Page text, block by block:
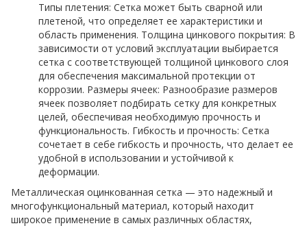
Типы плетения: Сетка может быть сварной или
плетеной, что определяет ее характеристики и
область применения. Толщина цинкового покрытия: В
зависимости от условий эксплуатации выбирается
сетка с соответствующей толщиной цинкового слоя
для обеспечения максимальной протекции от
коррозии. Размеры ячеек: Разнообразие размеров
ячеек позволяет подбирать сетку для конкретных
целей, обеспечивая необходимую прочность и
функциональность. Гибкость и прочность: Сетка
сочетает в себе гибкость и прочность, что делает ее
удобной в использовании и устойчивой к
деформации.
Металлическая оцинкованная сетка — это надежный и
многофункциональный материал, который находит
широкое применение в самых различных областях,